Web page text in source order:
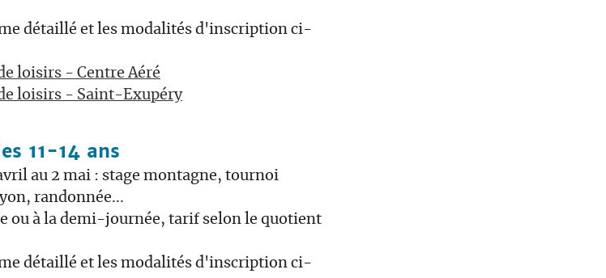
détaillé et les modalités d'inscription ci-
loisirs - Centre Aéré
loisirs - Saint-Exupéry
11-14 ans
au 2 mai : stage montagne, tournoi
randonnée...
ou à la demi-journée, tarif selon le quotient
détaillé et les modalités d'inscription ci-